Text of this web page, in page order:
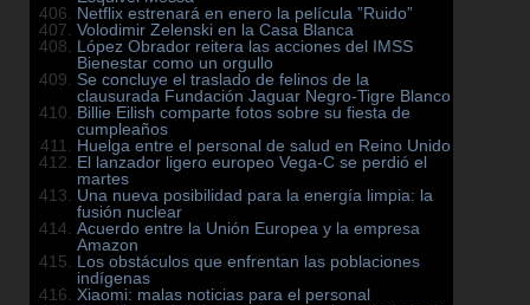
Netflix estrenará en enero la película ”Ruido”
Volodimir Zelenski en la Casa Blanca
López Obrador reitera las acciones del IMSS
Bienestar como un orgullo
Se concluye el traslado de felinos de la
clausurada Fundación Jaguar Negro-Tigre Blanco
Billie Eilish comparte fotos sobre su fiesta de
cumpleaños
Huelga entre el personal de salud en Reino Unido
El lanzador ligero europeo Vega-C se perdió el
martes
Una nueva posibilidad para la energía limpia: la
fusión nuclear
Acuerdo entre la Unión Europea y la empresa
Amazon
Los obstáculos que enfrentan las poblaciones
indígenas
Xiaomi: malas noticias para el personal